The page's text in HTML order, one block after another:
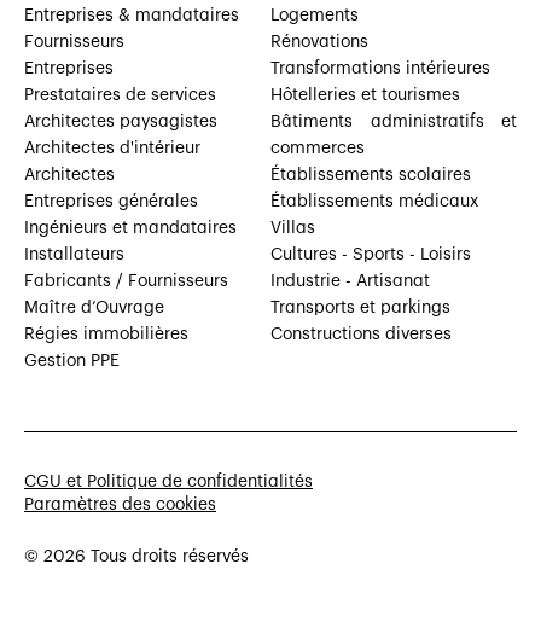
Entreprises & mandataires
Fournisseurs
Entreprises
Prestataires de services
Architectes paysagistes
Architectes d'intérieur
Architectes
Entreprises générales
Ingénieurs et mandataires
Installateurs
Fabricants / Fournisseurs
Maître d’Ouvrage
Régies immobilières
Gestion PPE
Logements
Rénovations
Transformations intérieures
Hôtelleries et tourismes
Bâtiments administratifs et
commerces
Établissements scolaires
Établissements médicaux
Villas
Cultures - Sports - Loisirs
Industrie - Artisanat
Transports et parkings
Constructions diverses
© 2026 Tous droits réservés
CGU et Politique de confidentialités
Paramètres des cookies